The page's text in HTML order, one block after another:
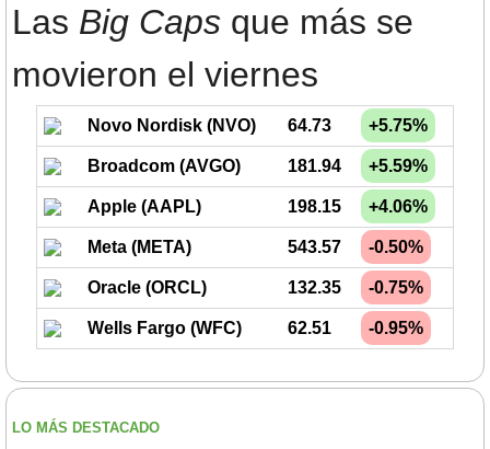
Las Big Caps que más se
movieron el viernes
Novo Nordisk (NVO) 64.73 +5.75%
Broadcom (AVGO) 181.94 +5.59%
Apple (AAPL) 198.15 +4.06%
Meta (META) 543.57 -0.50%
Oracle (ORCL) 132.35 -0.75%
Wells Fargo (WFC) 62.51 -0.95%
LO MÁS DESTACADO